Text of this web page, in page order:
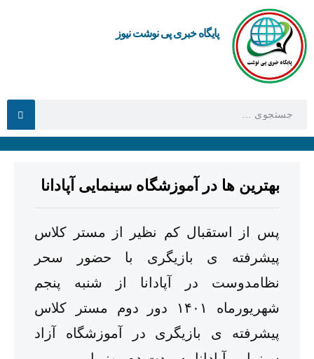
پایگاه خبری پی نوشت نیوز
بهترین ها در آموزشگاه سینمایی آپادانا
پس از استقبال کم نظیر از مستر کلاس
پیشرفته ی بازیگری با حضور سحر
نظامدوست در آپادانا از شنبه پنجم
شهریورماه ۱۴۰۱ دور دوم مستر کلاس
پیشرفته ی بازیگری در آموزشگاه آزاد